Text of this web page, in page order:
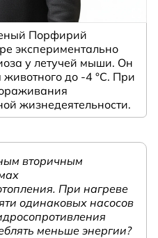
Порфирий
экспериментально
у летучей мыши. Он
животного до -4 °C. При
жизнедеятельности.
вторичным
При нагреве
одинаковых насосов
меньше энергии?